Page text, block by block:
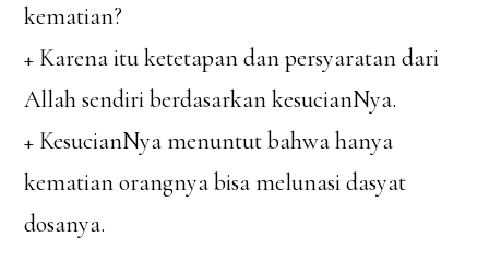
kematian?
+ Karena itu ketetapan dan persyaratan dari
Allah sendiri berdasarkan kesucianNya.
+ KesucianNya menuntut bahwa hanya
kematian orangnya bisa melunasi dasyat
dosanya.